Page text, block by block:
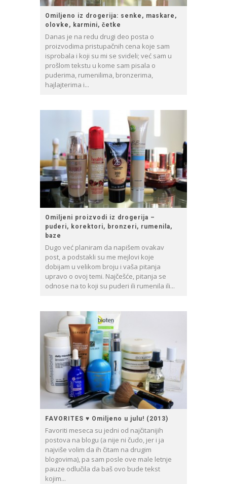
Omiljeno iz drogerija: senke, maskare,
olovke, karmini, četke
Danas je na redu drugi deo posta o
proizvodima pristupačnih cena koje sam
isprobala i koji su mi se svideli; već sam u
prošlom tekstu u kome sam pisala o
puderima, rumenilima, bronzerima,
hajlajterima i...
Omiljeni proizvodi iz drogerija –
puderi, korektori, bronzeri, rumenila,
baze
Dugo već planiram da napišem ovakav
post, a podstakli su me mejlovi koje
dobijam u velikom broju i vaša pitanja
upravo o ovoj temi. Najčešće, pitanja se
odnose na to koji su puderi ili rumenila ili...
FAVORITES ♥ Omiljeno u julu! (2013)
Favoriti meseca su jedni od najčitanijih
postova na blogu (a nije ni čudo, jer i ja
najviše volim da ih čitam na drugim
blogovima), pa sam posle ove male letnje
pauze odlučila da baš ovo bude tekst
kojim...